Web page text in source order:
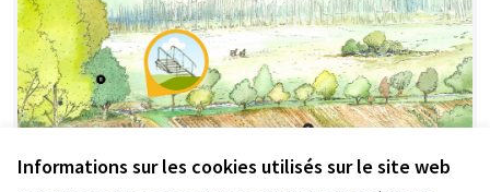
Informations sur les cookies utilisés sur le site web